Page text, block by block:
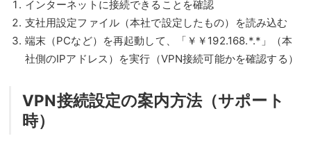
インターネットに接続できることを確認
支社用設定ファイル（本社で設定したもの）を読み込む
端末（PCなど）を再起動して、「￥￥192.168.*.*」（本
社側のIPアドレス）を実行（VPN接続可能かを確認する）
VPN接続設定の案内方法（サポート
時）